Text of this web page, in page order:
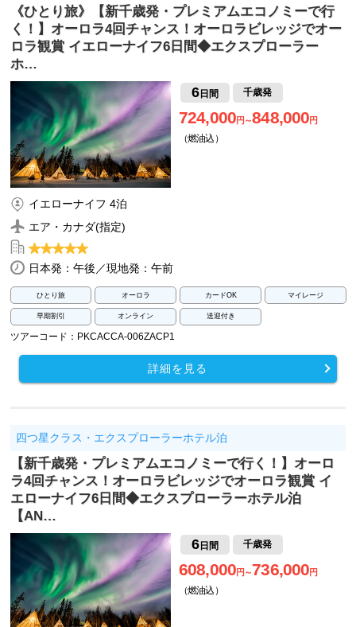
《ひとり旅》【新千歳発・プレミアムエコノミーで行
く！】オーロラ4回チャンス！オーロラビレッジでオー
ロラ観賞 イエローナイフ6日間◆エクスプローラー
ホ…
6日間 千歳発
724,000円～848,000円
（燃油込）
イエローナイフ 4泊
エア・カナダ(指定)
日本発：午後／現地発：午前
ひとり旅 オーロラ カードOK マイレージ
早期割引 オンライン 送迎付き
ツアーコード：PKCACCA-006ZACP1
詳細を見る
四つ星クラス・エクスプローラーホテル泊
【新千歳発・プレミアムエコノミーで行く！】オーロ
ラ4回チャンス！オーロラビレッジでオーロラ観賞 イ
エローナイフ6日間◆エクスプローラーホテル泊
【AN…
6日間 千歳発
608,000円～736,000円
（燃油込）